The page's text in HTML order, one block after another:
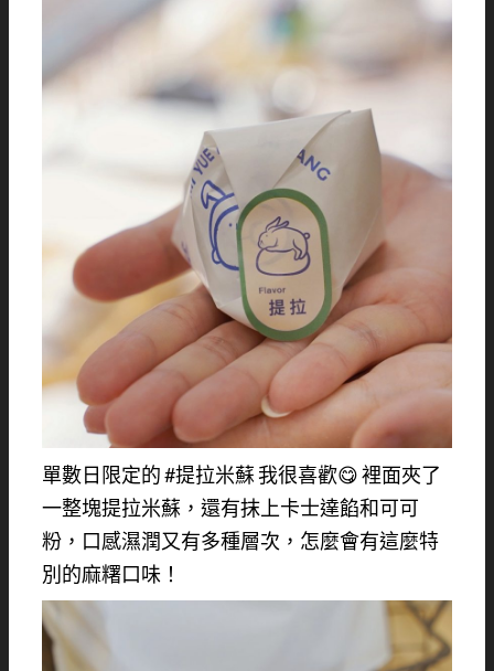
單數日限定的 #提拉米蘇 我很喜歡😋 裡面夾了
一整塊提拉米蘇，還有抹上卡士達餡和可可
粉，口感濕潤又有多種層次，怎麼會有這麼特
別的麻糬口味！